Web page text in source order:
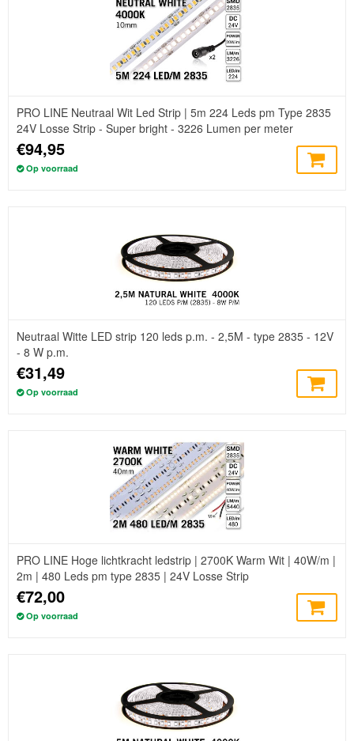
PRO LINE Neutraal Wit Led Strip | 5m 224 Leds pm Type 2835
24V Losse Strip - Super bright - 3226 Lumen per meter
€94,95
Op voorraad
Neutraal Witte LED strip 120 leds p.m. - 2,5M - type 2835 - 12V
- 8 W p.m.
€31,49
Op voorraad
PRO LINE Hoge lichtkracht ledstrip | 2700K Warm Wit | 40W/m |
2m | 480 Leds pm type 2835 | 24V Losse Strip
€72,00
Op voorraad